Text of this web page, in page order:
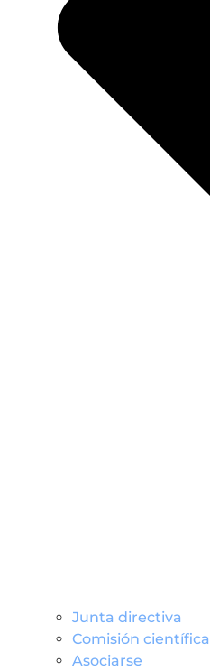
Junta directiva
Comisión científica
Asociarse